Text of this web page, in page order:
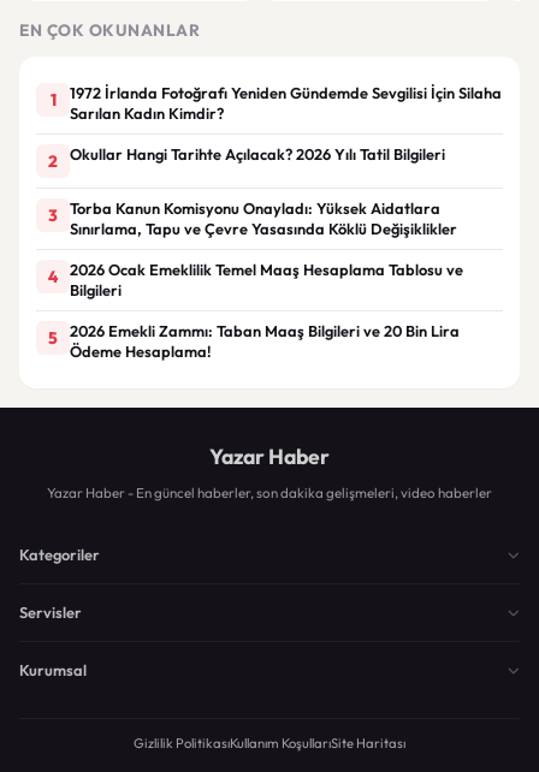
EN ÇOK OKUNANLAR
1
1972 İrlanda Fotoğrafı Yeniden Gündemde Sevgilisi İçin Silaha
Sarılan Kadın Kimdir?
2 Okullar Hangi Tarihte Açılacak? 2026 Yılı Tatil Bilgileri
3
Torba Kanun Komisyonu Onayladı: Yüksek Aidatlara
Sınırlama, Tapu ve Çevre Yasasında Köklü Değişiklikler
4
2026 Ocak Emeklilik Temel Maaş Hesaplama Tablosu ve
Bilgileri
5
2026 Emekli Zammı: Taban Maaş Bilgileri ve 20 Bin Lira
Ödeme Hesaplama!
Yazar Haber
Yazar Haber - En güncel haberler, son dakika gelişmeleri, video haberler
Kategoriler
Servisler
Kurumsal
Gizlilik PolitikasıKullanım KoşullarıSite Haritası